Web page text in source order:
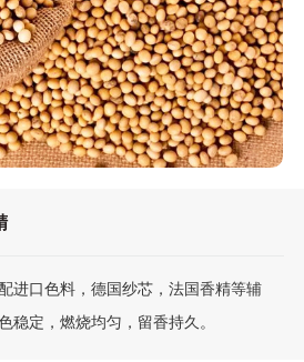
等国家和地区